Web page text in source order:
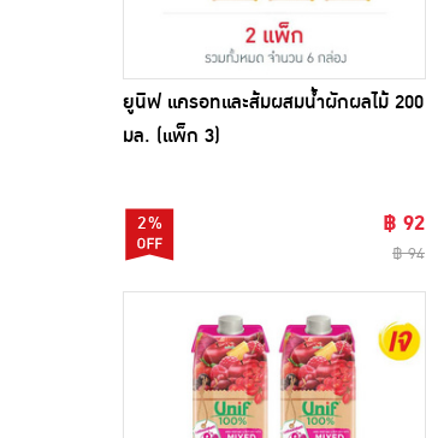
ยูนิฟ แครอทและส้มผสมน้ำผักผลไม้ 200
มล. (แพ็ก 3)
2% ฿ 92
฿ 94